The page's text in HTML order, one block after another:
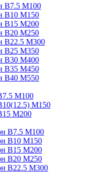
В7.5 М100
В10 М150
В15 М200
В20 М250
В22.5 М300
В25 М350
В30 М400
В35 М450
В40 М550
М100
М150
М200
В7.5 М100
В10 М150
В15 М200
В20 М250
В22.5 М300